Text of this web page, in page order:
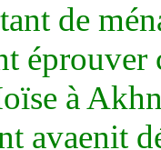
de
éprouver
à
avaenit